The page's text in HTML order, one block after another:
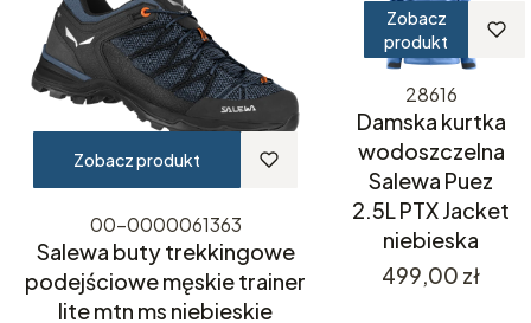
Zobacz produkt
00-0000061363
Salewa buty trekkingowe
podejściowe męskie trainer
lite mtn ms niebieskie
Zobacz
produkt
28616
Damska kurtka
wodoszczelna
Salewa Puez
2.5L PTX Jacket
niebieska
Cena
499,00 zł